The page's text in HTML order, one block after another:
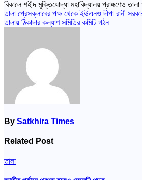
বিকালে শহীদ মুক্তিযোদ্ধা মহাবিদ্যালয় প্রাঙ্গণেও
Post
navigation
তালা প্রেসক্লাবের পক্ষ থেকে ইউএনও দীপা রানী
তালায় ঠিকাদার কল্যাণ সমিতির কমিটি গঠন
By Satkhira Times
Related Post
তালা